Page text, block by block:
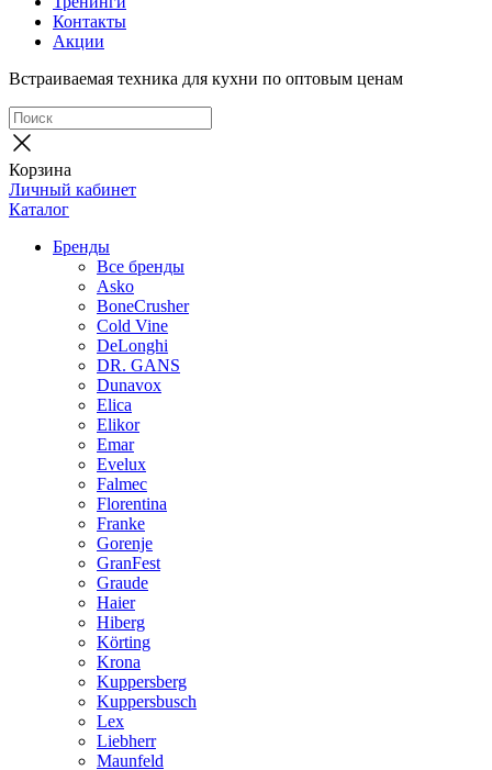
Контакты
Акции
Встраиваемая техника для кухни по оптовым ценам
Корзина
Личный кабинет
Каталог
Бренды
Все бренды
Asko
BoneCrusher
Cold Vine
DeLonghi
DR. GANS
Dunavox
Elica
Elikor
Emar
Evelux
Falmec
Florentina
Franke
Gorenje
GranFest
Graude
Haier
Hiberg
Körting
Krona
Kuppersberg
Kuppersbusch
Lex
Liebherr
Maunfeld